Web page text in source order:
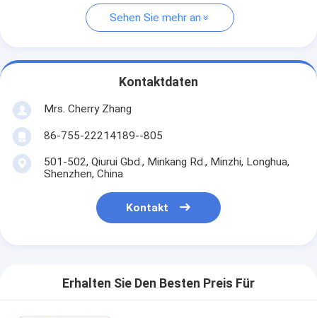
Sehen Sie mehr an
Kontaktdaten
Mrs. Cherry Zhang
86-755-22214189--805
501-502, Qiurui Gbd., Minkang Rd., Minzhi, Longhua,
Shenzhen, China
Kontakt
Erhalten Sie Den Besten Preis Für